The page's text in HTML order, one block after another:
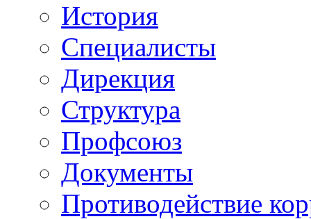
История
Специалисты
Дирекция
Структура
Профсоюз
Документы
Противодействие